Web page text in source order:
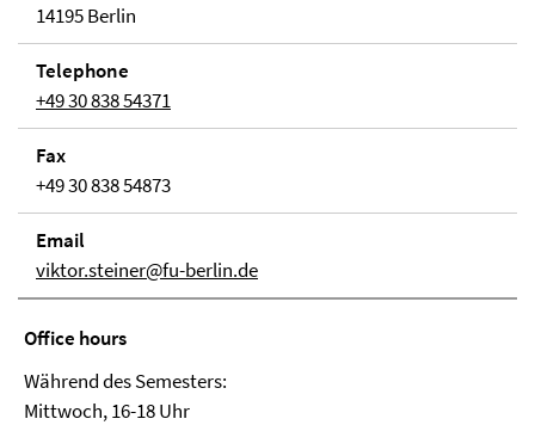
14195 Berlin
Telephone
+49 30 838 54371
Fax
+49 30 838 54873
Email
viktor.steiner@fu-berlin.de
Office hours
Während des Semesters:
Mittwoch, 16-18 Uhr